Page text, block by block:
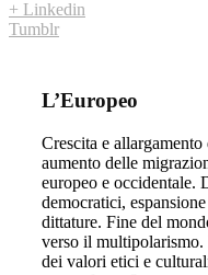
+ Linkedin
Tumblr
L’Europeo
Crescita e
aumento delle
europeo e occidentale.
democratici,
dittature. Fine del
verso il multipolarismo.
dei valori etici e